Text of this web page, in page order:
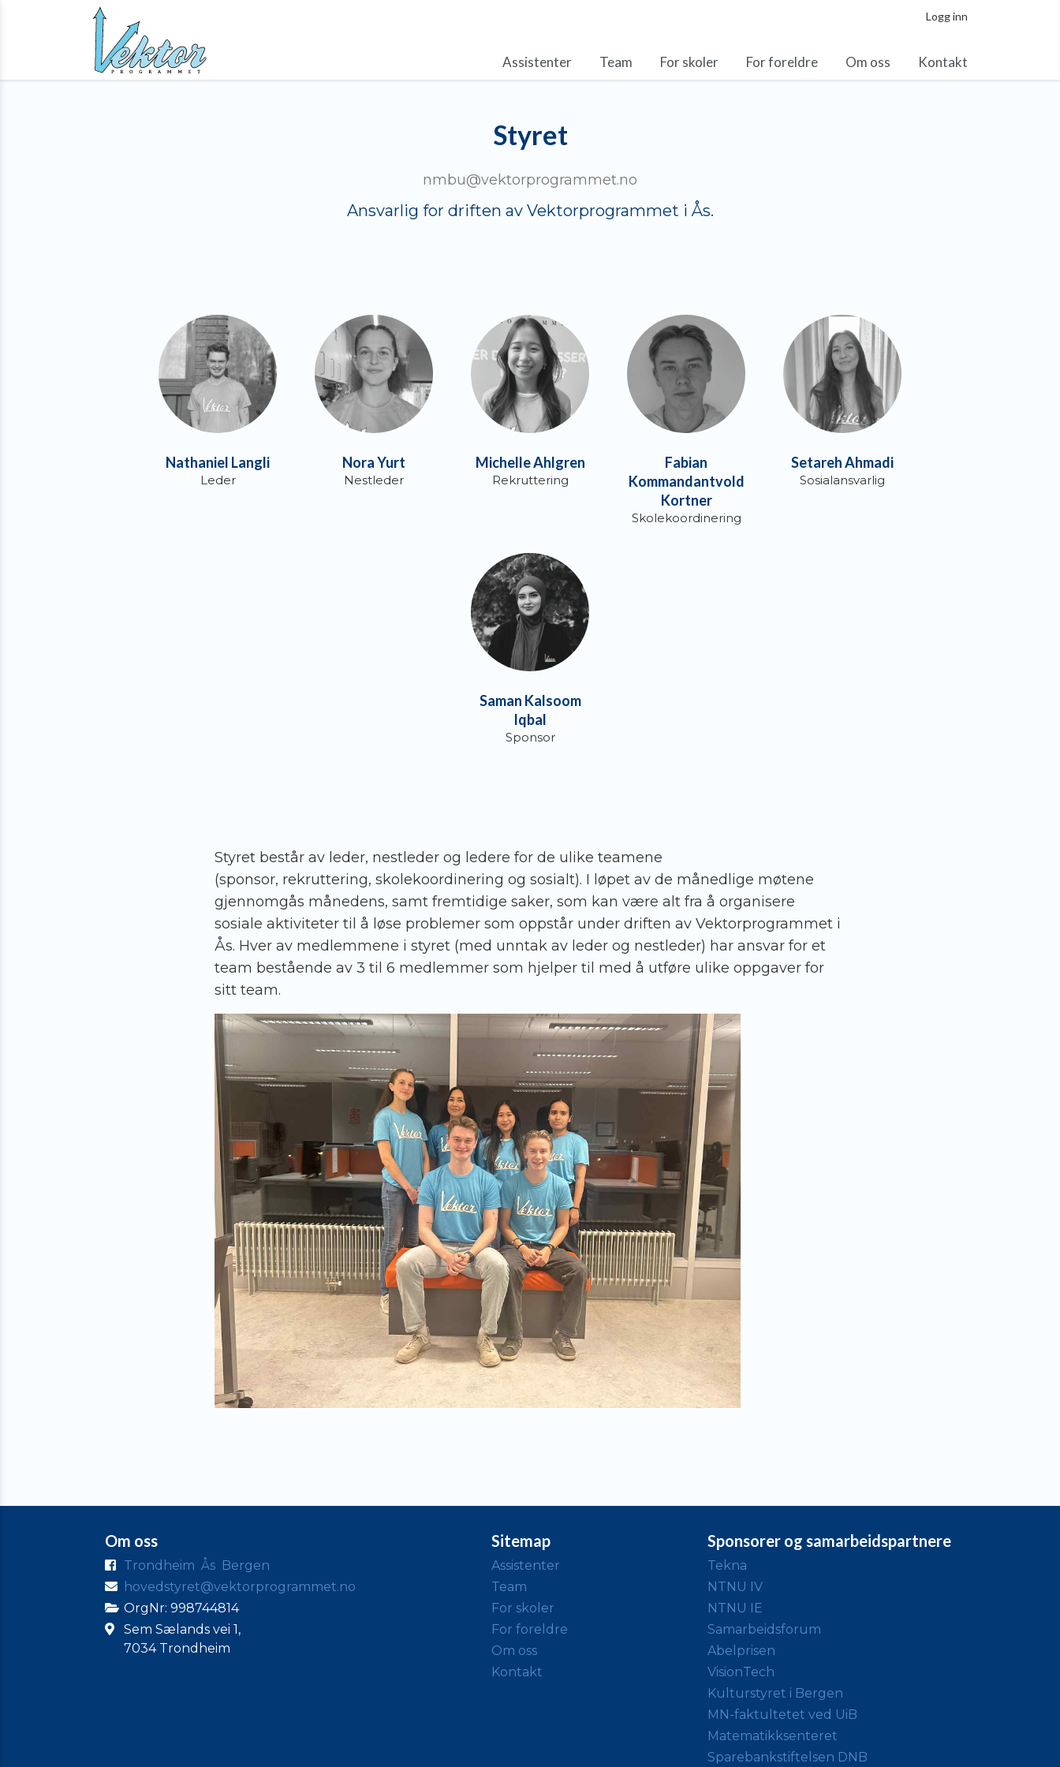
Logg inn
Assistenter Team For skoler For foreldre Om oss Kontakt
Styret
nmbu@vektorprogrammet.no
Ansvarlig for driften av Vektorprogrammet i Ås.
Nathaniel Langli
Leder
Nora Yurt
Nestleder
Michelle Ahlgren
Rekruttering
Fabian
Kommandantvold
Kortner
Skolekoordinering
Setareh Ahmadi
Sosialansvarlig
Saman Kalsoom
Iqbal
Sponsor
Styret består av leder, nestleder og ledere for de ulike teamene
(sponsor, rekruttering, skolekoordinering og sosialt). I løpet av de månedlige møtene
gjennomgås månedens, samt fremtidige saker, som kan være alt fra å organisere
sosiale aktiviteter til å løse problemer som oppstår under driften av Vektorprogrammet i
Ås. Hver av medlemmene i styret (med unntak av leder og nestleder) har ansvar for et
team bestående av 3 til 6 medlemmer som hjelper til med å utføre ulike oppgaver for
sitt team.
Om oss
Trondheim Ås Bergen
hovedstyret@vektorprogrammet.no
OrgNr: 998744814
Sem Sælands vei 1,
7034 Trondheim
Sitemap
Assistenter
Team
For skoler
For foreldre
Om oss
Kontakt
Sponsorer og samarbeidspartnere
Tekna
NTNU IV
NTNU IE
Samarbeidsforum
Abelprisen
VisionTech
Kulturstyret i Bergen
MN-faktultetet ved UiB
Matematikksenteret
Sparebankstiftelsen DNB